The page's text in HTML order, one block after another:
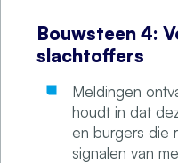
Bouwsteen 4:
slachtoffers
Meldingen
houdt in dat
en burgers die
signalen van